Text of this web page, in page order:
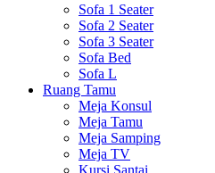
Sofa 1 Seater
Sofa 2 Seater
Sofa 3 Seater
Sofa Bed
Sofa L
Ruang Tamu
Meja Konsul
Meja Tamu
Meja Samping
Meja TV
Kursi Santai